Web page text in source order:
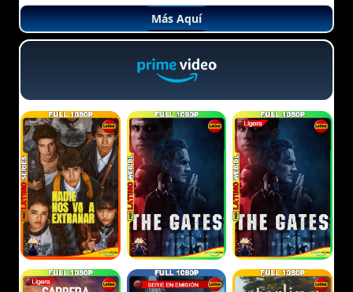
Más Aquí